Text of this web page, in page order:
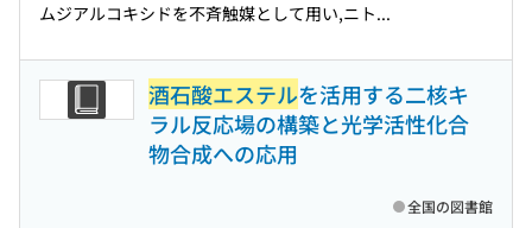
ムジアルコキシドを不斉触媒として用い,ニト...
酒石酸エステルを活用する二核キ
ラル反応場の構築と光学活性化合
物合成への応用
全国の図書館